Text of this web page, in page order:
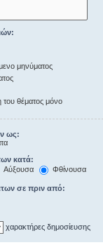
μηνύματος
θέματος μόνο
ως:
κατά:
Αύξουσα
Φθίνουσα
σε πριν από:
χαρακτήρες δημοσίευσης